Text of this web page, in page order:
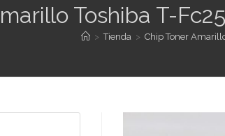
Toshiba T-
> Tienda > Chip Toner